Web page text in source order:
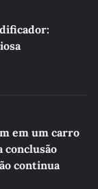
em um carro
conclusão
continua